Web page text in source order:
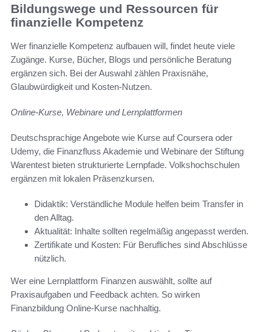
Bildungswege und Ressourcen für
finanzielle Kompetenz
Wer finanzielle Kompetenz aufbauen will, findet heute viele
Zugänge. Kurse, Bücher, Blogs und persönliche Beratung
ergänzen sich. Bei der Auswahl zählen Praxisnähe,
Glaubwürdigkeit und Kosten-Nutzen.
Online-Kurse, Webinare und Lernplattformen
Deutschsprachige Angebote wie Kurse auf Coursera oder
Udemy, die Finanzfluss Akademie und Webinare der Stiftung
Warentest bieten strukturierte Lernpfade. Volkshochschulen
ergänzen mit lokalen Präsenzkursen.
Didaktik: Verständliche Module helfen beim Transfer in
den Alltag.
Aktualität: Inhalte sollten regelmäßig angepasst werden.
Zertifikate und Kosten: Für Berufliches sind Abschlüsse
nützlich.
Wer eine Lernplattform Finanzen auswählt, sollte auf
Praxisaufgaben und Feedback achten. So wirken
Finanzbildung Online-Kurse nachhaltig.